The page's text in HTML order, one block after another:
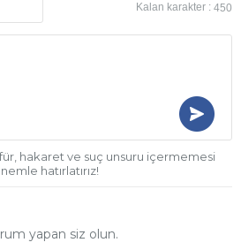
Kalan karakter : 450
hakaret ve suç unsuru içermemesi
hatırlatırız!
yapan siz olun.